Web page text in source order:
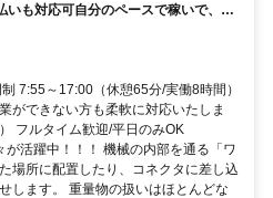
いも対応可自分のペースで稼いで、好
7:55～17:00（休憩65分/実働8時間）
ができない方も柔軟に対応いたしま
フルタイム歓迎/平日のみOK
活躍中！！！ 機械の内部を通る「ワ
場所に配置したり、コネクタに差し込
します。 重量物の扱いはほとんどな